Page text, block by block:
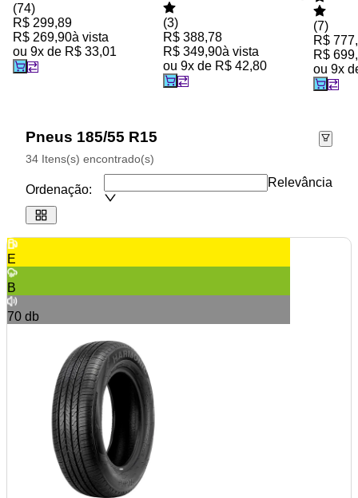
(74)
R$ 299,89
R$ 269,90à vista
ou 9x de R$ 33,01
(3)
R$ 388,78
R$ 349,90à vista
ou 9x de R$ 42,80
(7)
R$
R$
ou 9x
Pneus 185/55 R15
34 Itens(s) encontrado(s)
Ordenação:
Relevância
E
B
70 db